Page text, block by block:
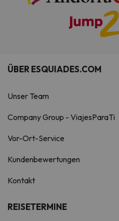
ÜBER ESQUIADES.COM
Unser Team
Company Group - ViajesParaTi
Vor-Ort-Service
Kundenbewertungen
Kontakt
REISETERMINE